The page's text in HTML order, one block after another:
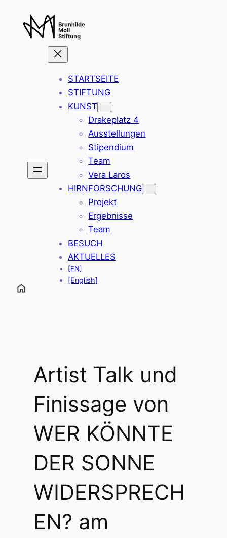
Inhalt
springen
STARTSEITE
STIFTUNG
KUNST
Drakeplatz 4
Ausstellungen
Stipendium
Team
Vera Laros
HIRNFORSCHUNG
Projekt
Ergebnisse
Team
BESUCH
AKTUELLES
[EN]
[English]
Artist Talk und
Finissage von
WER KÖNNTE
DER SONNE
WIDERSPRECH
EN? am